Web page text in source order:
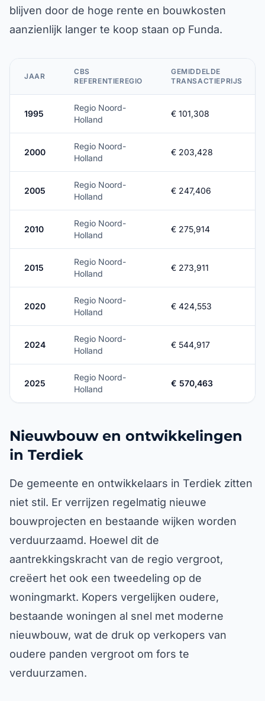
blijven door de hoge rente en bouwkosten
aanzienlijk langer te koop staan op Funda.
JAAR
CBS
REFERENTIEREGIO
GEMIDDELDE
TRANSACTIEPRIJS
1995
Regio Noord-
Holland
€ 101,308
2000
Regio Noord-
Holland
€ 203,428
2005
Regio Noord-
Holland
€ 247,406
2010
Regio Noord-
Holland
€ 275,914
2015
Regio Noord-
Holland
€ 273,911
2020
Regio Noord-
Holland
€ 424,553
2024
Regio Noord-
Holland
€ 544,917
2025
Regio Noord-
Holland
€ 570,463
Nieuwbouw en ontwikkelingen
in Terdiek
De gemeente en ontwikkelaars in Terdiek zitten
niet stil. Er verrijzen regelmatig nieuwe
bouwprojecten en bestaande wijken worden
verduurzaamd. Hoewel dit de
aantrekkingskracht van de regio vergroot,
creëert het ook een tweedeling op de
woningmarkt. Kopers vergelijken oudere,
bestaande woningen al snel met moderne
nieuwbouw, wat de druk op verkopers van
oudere panden vergroot om fors te
verduurzamen.